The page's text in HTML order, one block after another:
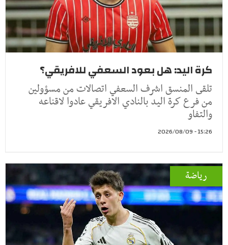
كرة اليد: هل بعود السعفي للافريقي؟
تلقى المنسق اشرف السعفي اتصالات من مسؤولين
من فرع كرة اليد بالنادي الافريقي عادوا لاقناعه
والتفاو
15:26 - 2026/08/09
رياضة